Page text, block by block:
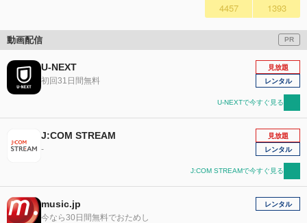
4457 1393
動画配信 PR
U-NEXT
初回31日間無料
見放題
レンタル
U-NEXTで今すぐ見る
J:COM STREAM
-
見放題
レンタル
J:COM STREAMで今すぐ見る
music.jp
今なら30日間無料でおためし
レンタル